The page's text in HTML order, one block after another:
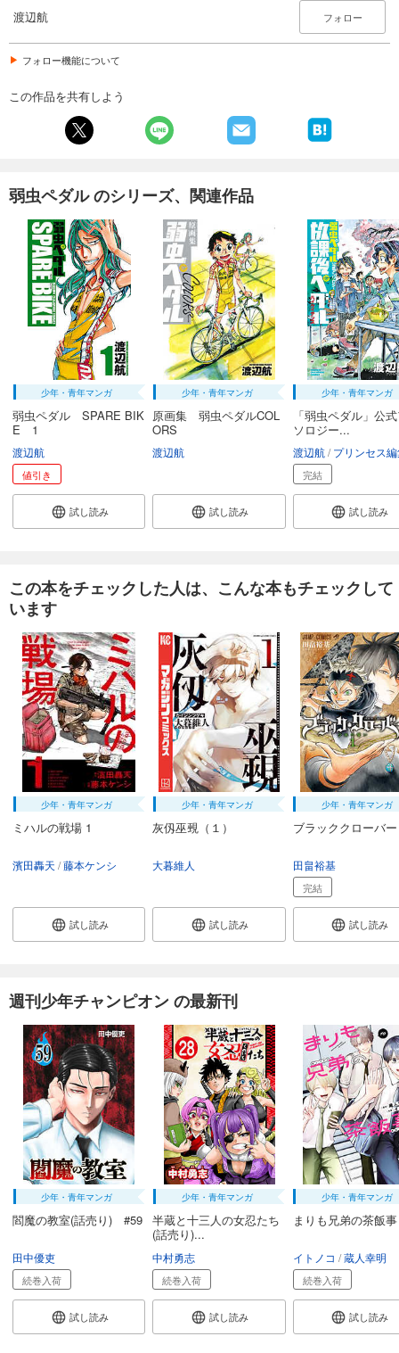
渡辺航 フォロー
フォロー機能について
この作品を共有しよう
弱虫ペダル のシリーズ、関連作品
少年・青年マンガ
弱虫ペダル SPARE BIK
E 1
渡辺航
値引き
試し読み
少年・青年マンガ
原画集 弱虫ペダルCOL
ORS
渡辺航
試し読み
少年・青年マンガ
「弱虫ペダル」公
ソロジー...
渡辺航 プリンセス
完結
試し読み
この本をチェックした人は、こんな本もチェックして
います
少年・青年マンガ
ミハルの戦場 1
濱田轟天 藤本ケンシ
試し読み
少年・青年マンガ
灰仭巫覡（１）
大暮維人
試し読み
少年・青年マンガ
ブラッククローバ
田畠裕基
完結
試し読み
週刊少年チャンピオン の最新刊
少年・青年マンガ
閻魔の教室(話売り) #59
田中優吏
続巻入荷
試し読み
少年・青年マンガ
半蔵と十三人の女忍たち
(話売り)...
中村勇志
続巻入荷
試し読み
少年・青年マンガ
まりも兄弟の茶飯
イトノコ 蔵人幸明
続巻入荷
試し読み